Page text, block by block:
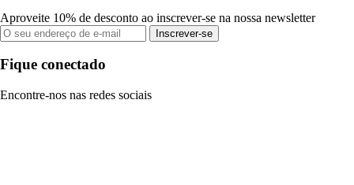
Aproveite 10% de desconto ao inscrever-se na nossa newsletter
Inscrever-se
Fique conectado
Encontre-nos nas redes sociais